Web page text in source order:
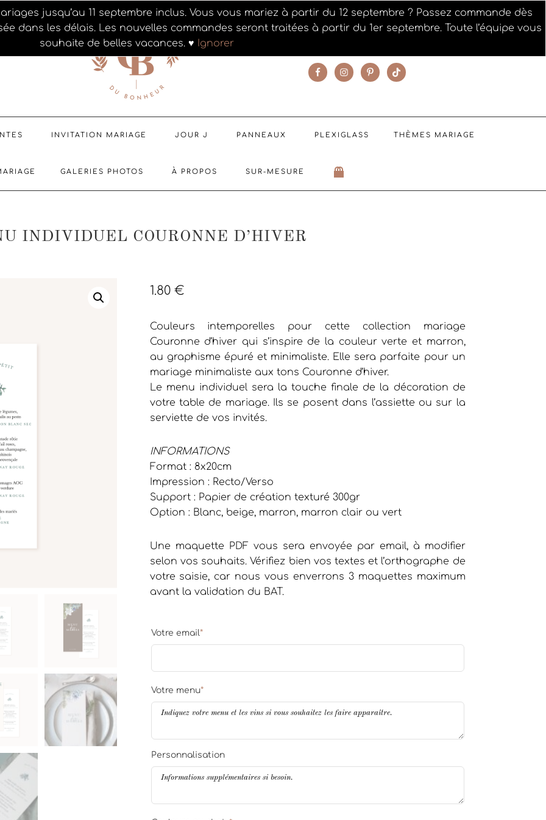
jusqu’au 11 septembre inclus. Vous vous mariez à partir du 12 septembre ? Passez commande dès
dans les délais. Les nouvelles commandes seront traitées à partir du 1er septembre. Toute l’équipe vous
souhaite de belles vacances. ♥
Ignorer
INVITATION MARIAGE JOUR J PANNEAUX PLEXIGLASS THÈMES MARIAGE
GALERIES PHOTOS À PROPOS SUR-MESURE
INDIVIDUEL COURONNE D’HIVER
1.80 €
Couleurs intemporelles pour cette collection mariage
Couronne d’hiver qui s’inspire de la couleur verte et marron,
au graphisme épuré et minimaliste. Elle sera parfaite pour un
mariage minimaliste aux tons Couronne d’hiver.
Le menu individuel sera la touche finale de la décoration de
votre table de mariage. Ils se posent dans l’assiette ou sur la
serviette de vos invités.
INFORMATIONS
Format : 8x20cm
Impression : Recto/Verso
Support : Papier de création texturé 300gr
Option : Blanc, beige, marron, marron clair ou vert
Une maquette PDF vous sera envoyée par email, à modifier
selon vos souhaits. Vérifiez bien vos textes et l’orthographe de
votre saisie, car nous vous enverrons 3 maquettes maximum
avant la validation du BAT.
Votre email*
Votre menu*
Personnalisation